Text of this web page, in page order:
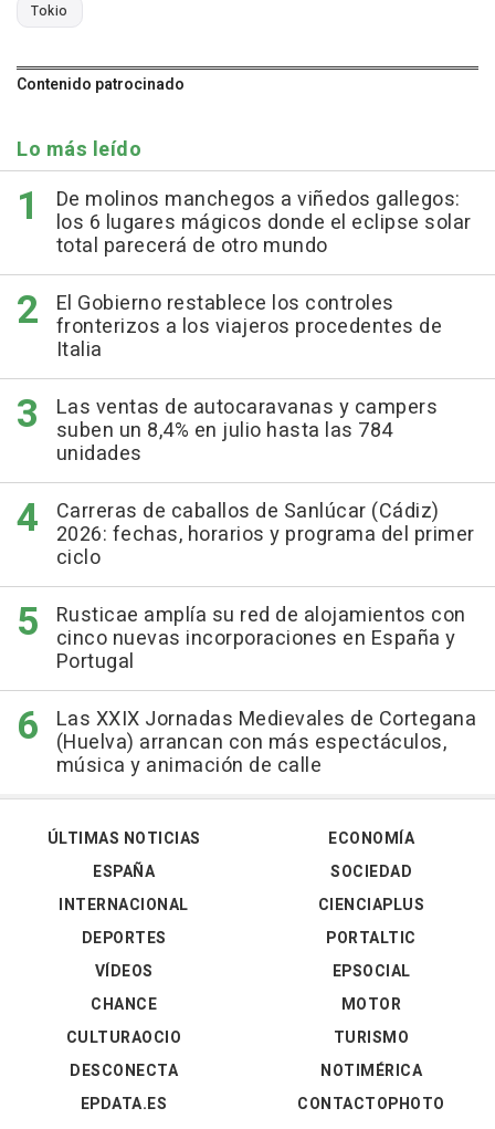
Tokio
Contenido patrocinado
Lo más leído
De molinos manchegos a viñedos gallegos:
los 6 lugares mágicos donde el eclipse solar
total parecerá de otro mundo
El Gobierno restablece los controles
fronterizos a los viajeros procedentes de
Italia
Las ventas de autocaravanas y campers
suben un 8,4% en julio hasta las 784
unidades
Carreras de caballos de Sanlúcar (Cádiz)
2026: fechas, horarios y programa del primer
ciclo
Rusticae amplía su red de alojamientos con
cinco nuevas incorporaciones en España y
Portugal
Las XXIX Jornadas Medievales de Cortegana
(Huelva) arrancan con más espectáculos,
música y animación de calle
ÚLTIMAS NOTICIAS
ESPAÑA
INTERNACIONAL
DEPORTES
VÍDEOS
ECONOMÍA
SOCIEDAD
CIENCIAPLUS
PORTALTIC
EPSOCIAL
CHANCE
CULTURAOCIO
DESCONECTA
EPDATA.ES
MOTOR
TURISMO
NOTIMÉRICA
CONTACTOPHOTO